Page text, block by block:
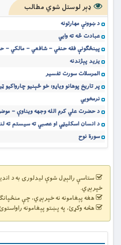
ډېر لوستل شوي مطالب
د ښوونې مهارتونه
عبادت څه ته وايي
پينځګونې فقه حنفي – شافعي – مالکي
يزيد پېژندنه
المرسلات سورت تفسیر
پر تاریخ پوهانو ویاړو؛ خو ځېنیو
نرمخويي
د حضرت علي کرم الله وجهه ویناوې –
د انسان اسکلیټي او عصبي ته سیستم ته
سورة نوح
ستاسې رالېږل شوې لیدلوری به د
خپرېږي.
هغه پېغامونه نه خپرېږي، چې
هڅه وکړئ، په پښتو پېغامونه